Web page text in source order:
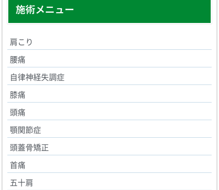
施術メニュー
肩こり
腰痛
自律神経失調症
膝痛
頭痛
顎関節症
頭蓋骨矯正
首痛
五十肩